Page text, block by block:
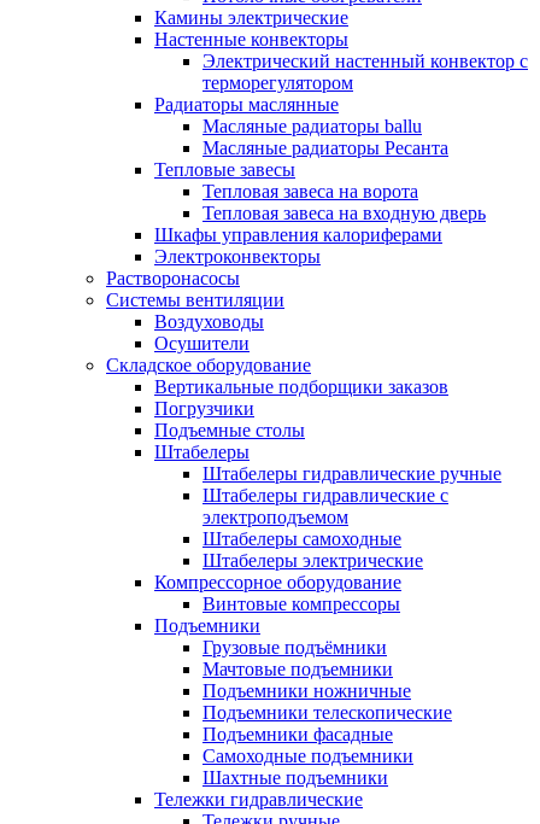
Камины электрические
Настенные конвекторы
Электрический настенный конвектор с
терморегулятором
Радиаторы маслянные
Масляные радиаторы ballu
Масляные радиаторы Ресанта
Тепловые завесы
Тепловая завеса на ворота
Тепловая завеса на входную дверь
Шкафы управления калориферами
Электроконвекторы
Растворонасосы
Системы вентиляции
Воздуховоды
Осушители
Складское оборудование
Вертикальные подборщики заказов
Погрузчики
Подъемные столы
Штабелеры
Штабелеры гидравлические ручные
Штабелеры гидравлические с
электроподъемом
Штабелеры самоходные
Штабелеры электрические
Компрессорное оборудование
Винтовые компрессоры
Подъемники
Грузовые подъёмники
Мачтовые подъемники
Подъемники ножничные
Подъемники телескопические
Подъемники фасадные
Самоходные подъемники
Шахтные подъемники
Тележки гидравлические